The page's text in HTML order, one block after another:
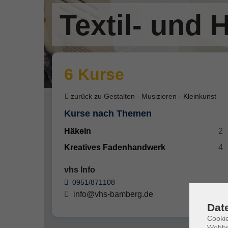
Textil- und
6 Kurse
zurück zu Gestalten - Musizieren - Kleinkunst
Kurse nach Themen
Häkeln
2
Kreatives Fadenhandwerk
4
vhs Info
0951/871108
info@vhs-bamberg.de